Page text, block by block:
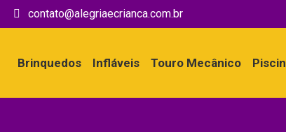
contato@alegriaecrianca.com.br
Brinquedos Infláveis Touro Mecânico